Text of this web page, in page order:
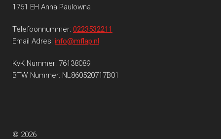
1761 EH Anna Paulowna
Telefoonnummer: 0223532211
Email Adres: info@mflap.nl
KvK Nummer: 76138089
BTW Nummer: NL860520717B01
© 2026